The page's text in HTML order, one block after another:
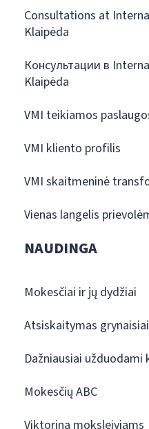
Consultations at
Klaipėda
Консультации в
Klaipėda
VMI teikiamos
VMI kliento profilis
VMI skaitmeninė
Vienas langelis
NAUDINGA
Mokesčiai ir jų dydžiai
Atsiskaitymas
Dažniausiai užduodami
Mokesčių ABC
Viktorina moksleiviams